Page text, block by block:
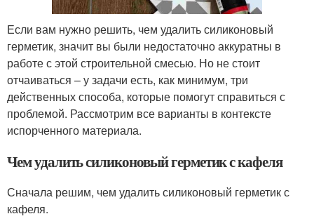
Если вам нужно решить, чем удалить силиконовый
герметик, значит вы были недостаточно аккуратны в
работе с этой строительной смесью. Но не стоит
отчаиваться – у задачи есть, как минимум, три
действенных способа, которые помогут справиться с
проблемой. Рассмотрим все варианты в контексте
испорченного материала.
Чем удалить силиконовый герметик с кафеля
Сначала решим, чем удалить силиконовый герметик с
кафеля.